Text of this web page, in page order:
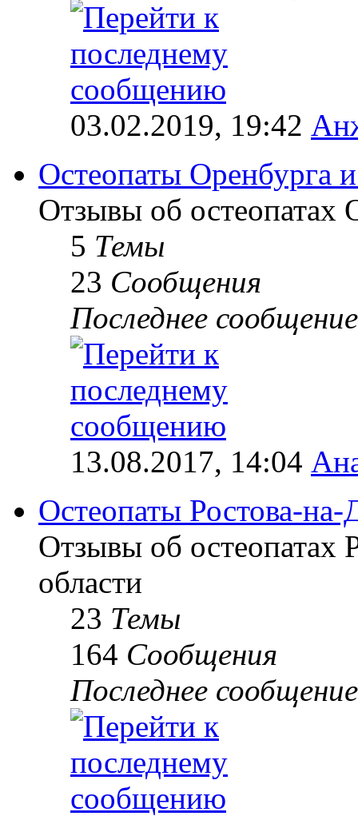
03.02.2019, 19:42
Остеопаты Оренбурга
Отзывы об остеопатах
5 Темы
23 Сообщения
Последнее сообщение
13.08.2017, 14:04
Остеопаты Ростова-
Отзывы об остеопатах
области
23 Темы
164 Сообщения
Последнее сообщение